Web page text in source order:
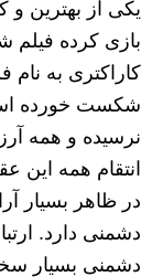
یکی از بهترین و
بازی کرده فیلم
کاراکتری به
شکست خورده
نرسیده و همه
انتقام همه این
در ظاهر بسیار
دشمنی دارد.
دشمنی بسیار